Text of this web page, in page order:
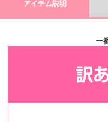
アイテム説明
一